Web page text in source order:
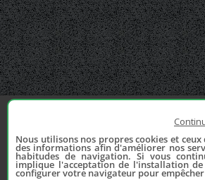
Nous utilisons nos propres cookies et
des informations afin d'améliorer nos
habitudes de navigation. Si vous
implique l'acceptation de l'installation de
configurer votre navigateur pour